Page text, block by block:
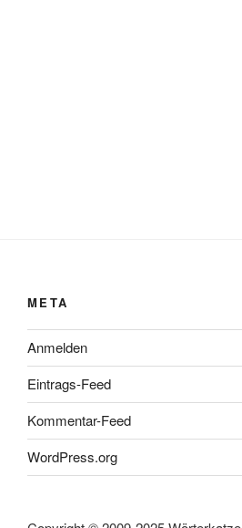
META
Anmelden
Eintrags-Feed
Kommentar-Feed
WordPress.org